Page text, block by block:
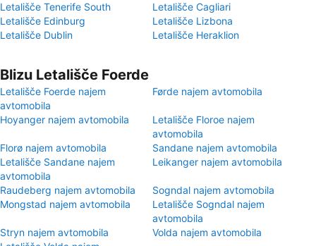
Letališče Tenerife South
Letališče Cagliari
Letališče Edinburg
Letališče Lizbona
Letališče Dublin
Letališče Heraklion
Blizu Letališče Foerde
Letališče Foerde najem
avtomobila
Førde najem avtomobila
Hoyanger najem avtomobila
Letališče Floroe najem
avtomobila
Florø najem avtomobila
Sandane najem avtomobila
Letališče Sandane najem
avtomobila
Leikanger najem avtomobila
Raudeberg najem avtomobila
Sogndal najem avtomobila
Mongstad najem avtomobila
Letališče Sogndal najem
avtomobila
Stryn najem avtomobila
Volda najem avtomobila